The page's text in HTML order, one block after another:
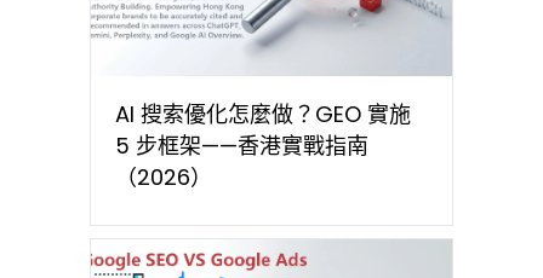
AI 搜索優化怎麼做？GEO 實施
5 步框架——香港實戰指南
（2026）